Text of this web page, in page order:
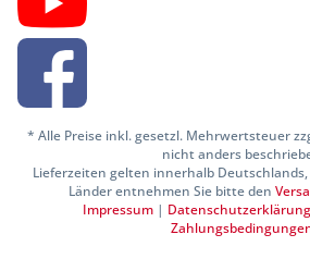
* Alle Preise inkl. gesetzl. Mehrwertsteuer
nicht anders
Lieferzeiten gelten innerhalb
Länder entnehmen Sie bitte den
Impressum | Datenschutzerklärung